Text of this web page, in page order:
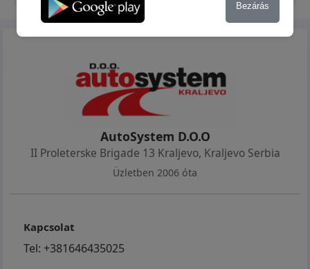
AutoSystem D.O.O
II Proleterske Brigade 13 Kraljevo, Kraljevo Serbia
Üzletben 2006 óta
Kapcsolat
Tel: +381646435025
Bezárás